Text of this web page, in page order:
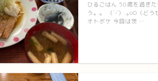
ひるごはん 50歳を過ぎ
う。。 （´-`）.｡oO（ど
オトボケ 今回は茨 …